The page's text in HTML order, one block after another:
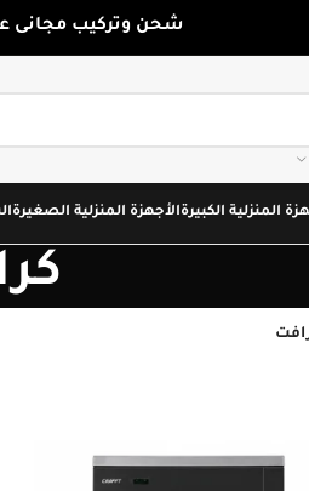
شحن وتركيب مجانى
المنزلية الكبيرةالأجهزة المنزلية الصغيرة